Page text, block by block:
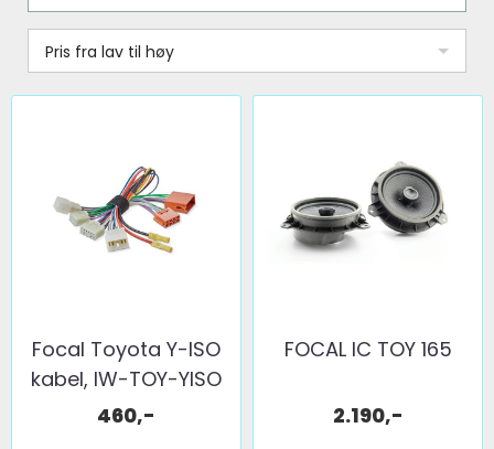
Pris fra lav til høy
Focal Toyota Y-ISO
kabel, IW-TOY-YISO
460,-
FOCAL IC TOY 165
2.190,-